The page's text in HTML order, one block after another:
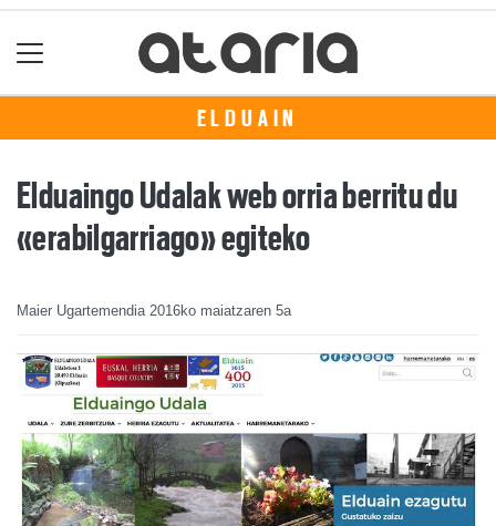
ELDUAIN
Elduaingo Udalak web orria berritu du
«erabilgarriago» egiteko
Maier Ugartemendia 2016ko maiatzaren 5a